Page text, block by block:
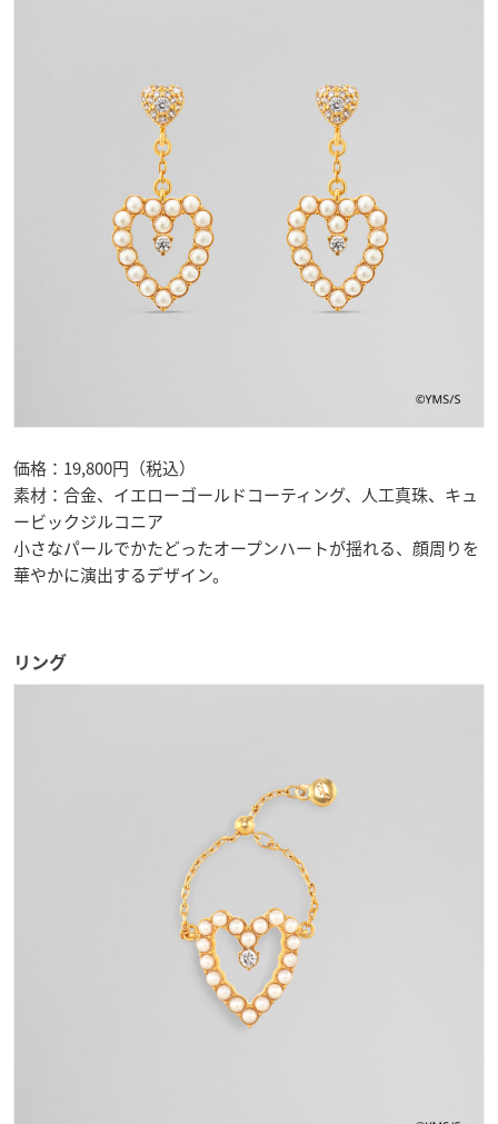
価格：19,800円（税込）
素材：合金、イエローゴールドコーティング、人工真珠、キュ
ービックジルコニア
小さなパールでかたどったオープンハートが揺れる、顔周りを
華やかに演出するデザイン。
リング